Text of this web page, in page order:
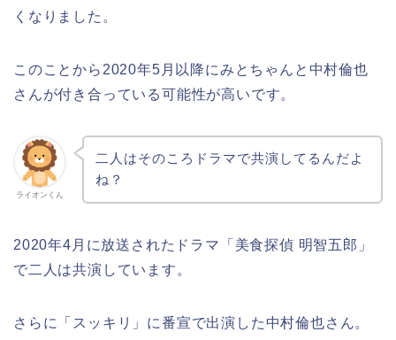
くなりました。
このことから2020年5月以降にみとちゃんと中村倫也
さんが付き合っている可能性が高いです。
ライオンくん
二人はそのころドラマで共演してるんだよ
ね？
2020年4月に放送されたドラマ「美食探偵 明智五郎」
で二人は共演しています。
さらに「スッキリ」に番宣で出演した中村倫也さん。